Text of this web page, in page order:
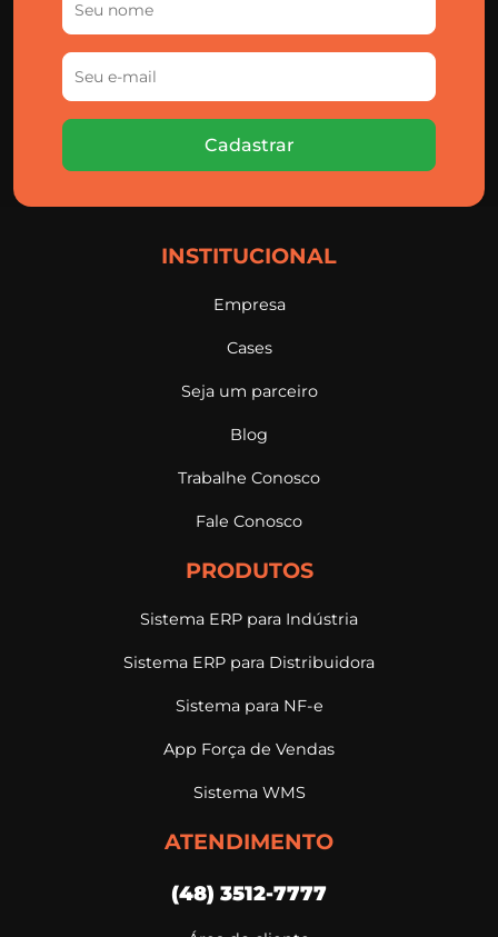
Cadastrar
INSTITUCIONAL
Empresa
Cases
Seja um parceiro
Blog
Trabalhe Conosco
Fale Conosco
PRODUTOS
Sistema ERP para Indústria
Sistema ERP para Distribuidora
Sistema para NF-e
App Força de Vendas
Sistema WMS
ATENDIMENTO
(48) 3512-7777